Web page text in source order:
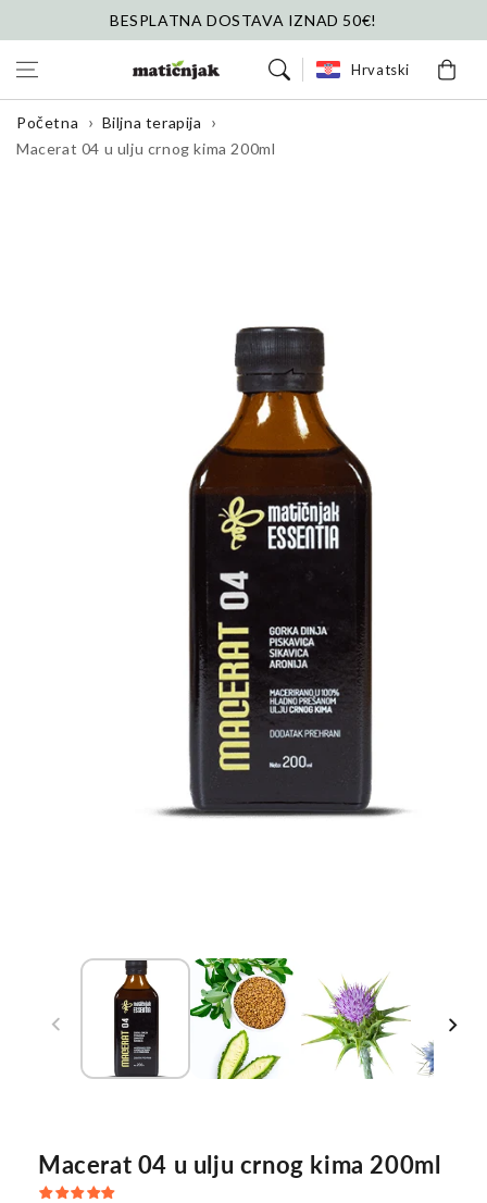
BESPLATNA DOSTAVA IZNAD 50€!
Hrvatski Košarica
Početna
Biljna terapija
Macerat 04 u ulju crnog kima 200ml
Macerat 04 u ulju crnog kima 200ml